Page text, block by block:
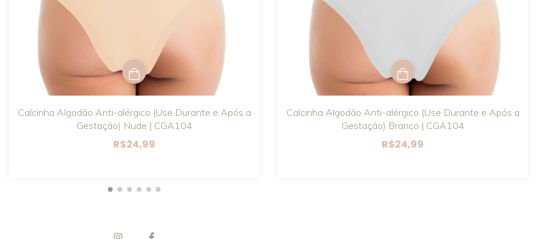
Calcinha Algodão Anti-alérgico (Use Durante e Após a
Gestação) Nude | CGA104
R$24,99
Calcinha Algodão Anti-alérgico (Use Durante e Após a
Gestação) Branco | CGA104
R$24,99